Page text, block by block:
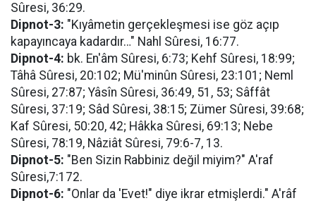
Sûresi, 36:29.
Dipnot-3: "Kıyâmetin gerçekleşmesi ise göz açıp
kapayıncaya kadardır…" Nahl Sûresi, 16:77.
Dipnot-4: bk. En'âm Sûresi, 6:73; Kehf Sûresi, 18:99;
Tâhâ Sûresi, 20:102; Mü'minûn Sûresi, 23:101; Neml
Sûresi, 27:87; Yâsîn Sûresi, 36:49, 51, 53; Sâffât
Sûresi, 37:19; Sâd Sûresi, 38:15; Zümer Sûresi, 39:68;
Kaf Sûresi, 50:20, 42; Hâkka Sûresi, 69:13; Nebe
Sûresi, 78:19, Nâziât Sûresi, 79:6-7, 13.
Dipnot-5: "Ben Sizin Rabbiniz değil miyim?" A'raf
Sûresi,7:172.
Dipnot-6: "Onlar da 'Evet!" diye ikrar etmişlerdi." A'râf